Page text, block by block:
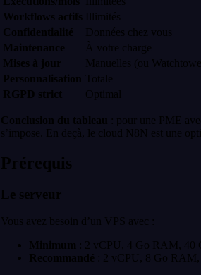
Workflows actifs Illimités
Confidentialité
Données chez vous
Maintenance
À votre charge
Mises à jour
Manuelles (ou
Personnalisation Totale
RGPD strict
Optimal
Conclusion du tableau
: pour une PME
s’impose. En deçà, le cloud N8N est une
Prérequis
Le serveur
Vous avez besoin d’un VPS avec :
Minimum : 2 vCPU, 4 Go RAM, 40
Recommandé : 2 vCPU, 8 Go